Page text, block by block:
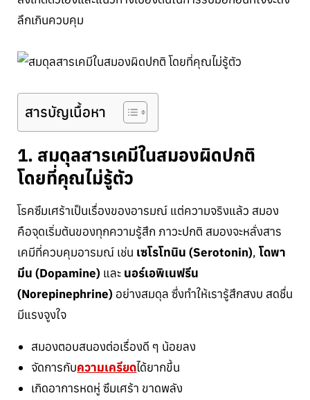
ลึกเกินควบคุม
สารบัญเนื้อหา
1. สมดุลสารเคมีในสมองผิดปกติ
โดยที่คุณไม่รู้ตัว
โรคซึมเศร้าเป็นเรื่องของอารมณ์ แต่ความจริงแล้ว สมอง
คือจุดเริ่มต้นของทุกความรู้สึก ภาวะปกติ สมองจะหลั่งสาร
เคมีที่ควบคุมอารมณ์ เช่น เซโรโทนิน (Serotonin), โดพา
มีน (Dopamine) และ นอร์เอพิเนฟรีน
(Norepinephrine) อย่างสมดุล ซึ่งทำให้เรารู้สึกสงบ สดชื่น
มีแรงจูงใจ
สมองตอบสนองต่อเรื่องดี ๆ น้อยลง
จัดการกับความเครียดได้ยากขึ้น
เกิดอาการหดหู่ ซึมเศร้า ขาดพลัง